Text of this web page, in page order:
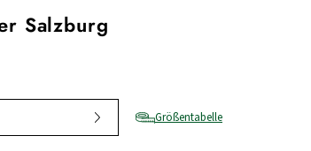
Salzburg
Größentabelle